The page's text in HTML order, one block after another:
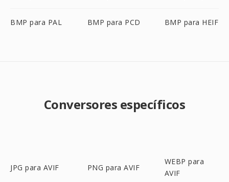
BMP para PAL BMP para PCD BMP para HEIF
Conversores específicos
JPG para AVIF PNG para AVIF
WEBP para
AVIF